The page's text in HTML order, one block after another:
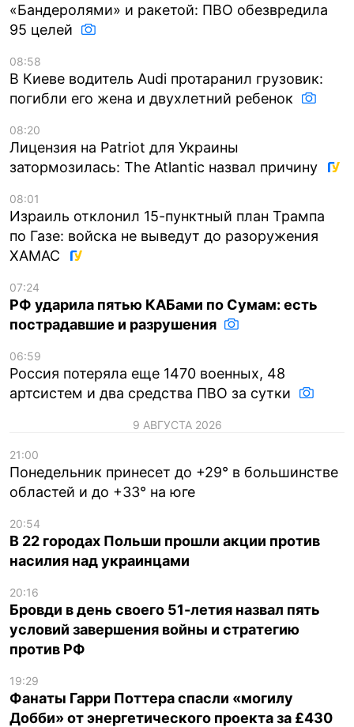
«Бандеролями» и ракетой: ПВО обезвредила
95 целей
08:58
В Киеве водитель Audi протаранил грузовик:
погибли его жена и двухлетний ребенок
08:20
Лицензия на Patriot для Украины
затормозилась: The Atlantic назвал причину
08:01
Израиль отклонил 15-пунктный план Трампа
по Газе: войска не выведут до разоружения
ХАМАС
07:24
РФ ударила пятью КАБами по Сумам: есть
пострадавшие и разрушения
06:59
Россия потеряла еще 1470 военных, 48
артсистем и два средства ПВО за сутки
9 АВГУСТА 2026
21:00
Понедельник принесет до +29° в большинстве
областей и до +33° на юге
20:54
В 22 городах Польши прошли акции против
насилия над украинцами
20:16
Бровди в день своего 51-летия назвал пять
условий завершения войны и стратегию
против РФ
19:29
Фанаты Гарри Поттера спасли «могилу
Добби» от энергетического проекта за £430